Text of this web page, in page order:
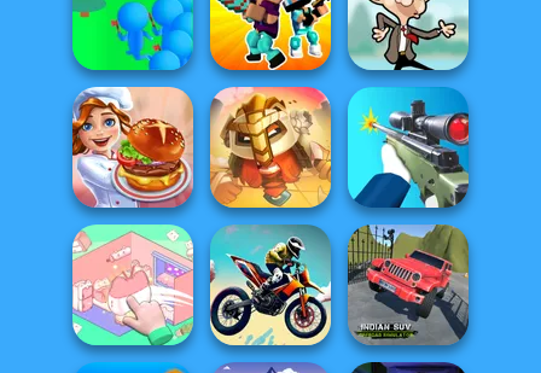
Tom Clancy's
Shootout
Merge 2048 Gun
Rush
Royal Jigsaw
Mr Bean Jump
Noob vs Pro
Challenge
Crowd
Lumberjack
Sniper Shooter 2
For Honor
Warriors io
Cooking Festival